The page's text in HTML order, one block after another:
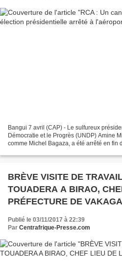
Bangui 7 avril (CAP) - Le sulfureux
Démocratie et le Progrès (UNDP) Amine
comme Michel Bagaza, a été arrêté en fin
BRÈVE VISITE DE
TOUADERA A BIRAO,
PRÉFECTURE DE VAKAGA
Publié le 03/11/2017 à 22:39
Par Centrafrique-Presse.com